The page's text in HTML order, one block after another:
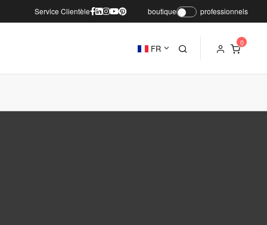
Service Clientèle boutique professionnels
FR